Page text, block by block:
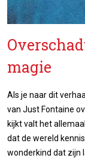
magie
Als je naar dit
van Just Fontaine
kijkt valt het
dat de wereld
wonderkind dat zijn